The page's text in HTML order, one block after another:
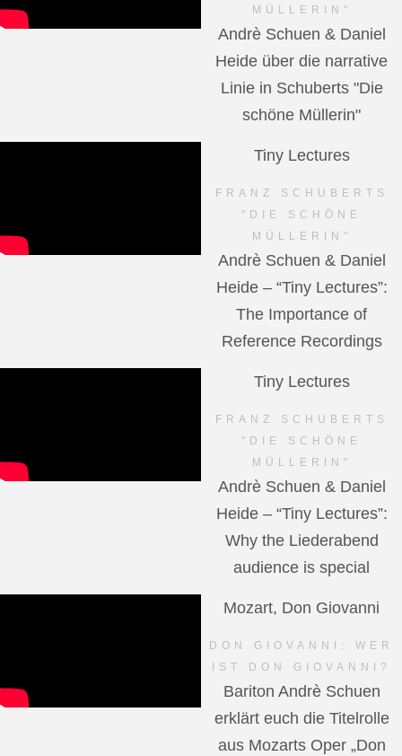
MÜLLERIN"
Andrè Schuen & Daniel
Heide über die narrative
Linie in Schuberts "Die
schöne Müllerin"
Tiny Lectures
FRANZ SCHUBERTS
"DIE SCHÖNE
MÜLLERIN"
Andrè Schuen & Daniel
Heide – “Tiny Lectures”:
The Importance of
Reference Recordings
Tiny Lectures
FRANZ SCHUBERTS
"DIE SCHÖNE
MÜLLERIN"
Andrè Schuen & Daniel
Heide – “Tiny Lectures”:
Why the Liederabend
audience is special
Mozart, Don Giovanni
DON GIOVANNI: WER
IST DON GIOVANNI?
Bariton Andrè Schuen
erklärt euch die Titelrolle
aus Mozarts Oper „Don